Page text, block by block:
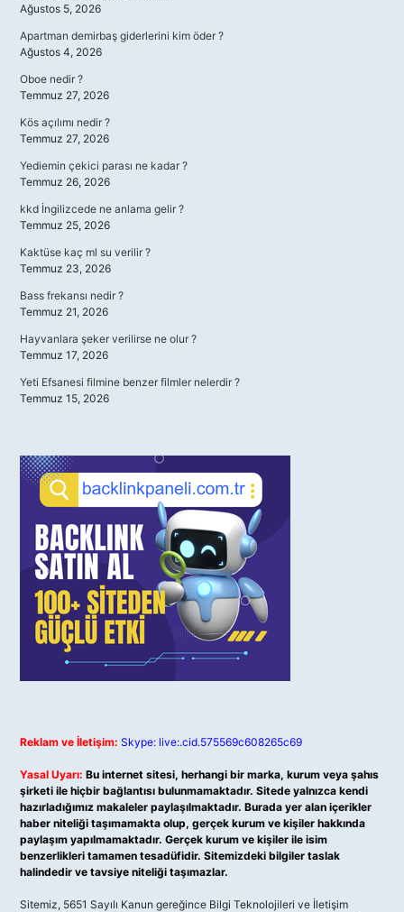
Ağustos 5, 2026
Apartman demirbaş giderlerini kim öder ?
Ağustos 4, 2026
Oboe nedir ?
Temmuz 27, 2026
Kös açılımı nedir ?
Temmuz 27, 2026
Yediemin çekici parası ne kadar ?
Temmuz 26, 2026
kkd İngilizcede ne anlama gelir ?
Temmuz 25, 2026
Kaktüse kaç ml su verilir ?
Temmuz 23, 2026
Bass frekansı nedir ?
Temmuz 21, 2026
Hayvanlara şeker verilirse ne olur ?
Temmuz 17, 2026
Yeti Efsanesi filmine benzer filmler nelerdir ?
Temmuz 15, 2026
Reklam ve İletişim: Skype: live:.cid.575569c608265c69
Yasal Uyarı: Bu internet sitesi, herhangi bir marka, kurum veya şahıs
şirketi ile hiçbir bağlantısı bulunmamaktadır. Sitede yalnızca kendi
hazırladığımız makaleler paylaşılmaktadır. Burada yer alan içerikler
haber niteliği taşımamakta olup, gerçek kurum ve kişiler hakkında
paylaşım yapılmamaktadır. Gerçek kurum ve kişiler ile isim
benzerlikleri tamamen tesadüfidir. Sitemizdeki bilgiler taslak
halindedir ve tavsiye niteliği taşımazlar.
Sitemiz, 5651 Sayılı Kanun gereğince Bilgi Teknolojileri ve İletişim